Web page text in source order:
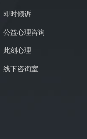
即时倾诉
公益心理咨询
此刻心理
线下咨询室